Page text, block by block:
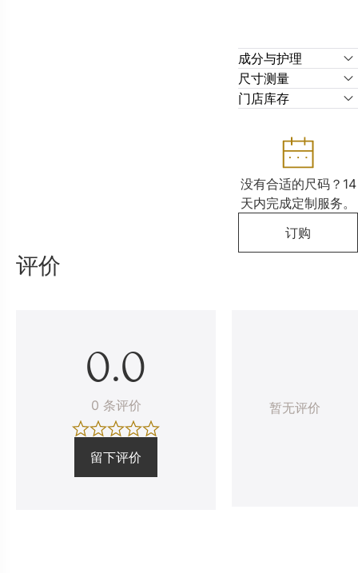
成分与护理
尺寸测量
门店库存
没有合适的尺码？14
天内完成定制服务。
订购
评价
0.0
0 条评价
留下评价
暂无评价